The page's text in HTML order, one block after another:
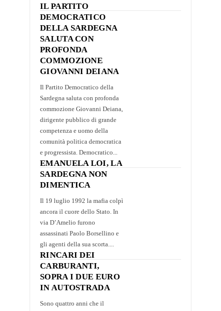
IL PARTITO
DEMOCRATICO
DELLA SARDEGNA
SALUTA CON
PROFONDA
COMMOZIONE
GIOVANNI DEIANA
Il Partito Democratico della
Sardegna saluta con profonda
commozione Giovanni Deiana,
dirigente pubblico di grande
competenza e uomo della
comunità politica democratica
e progressista. Democratico...
EMANUELA LOI, LA
SARDEGNA NON
DIMENTICA
Il 19 luglio 1992 la mafia colpì
ancora il cuore dello Stato. In
via D’Amelio furono
assassinati Paolo Borsellino e
gli agenti della sua scorta....
RINCARI DEI
CARBURANTI,
SOPRA I DUE EURO
IN AUTOSTRADA
Sono quattro anni che il